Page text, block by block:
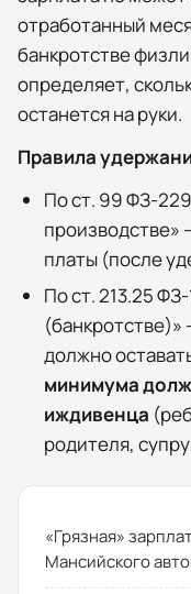
отработанный
банкротстве
определяет,
останется на руки.
Правила
По ст. 99 ФЗ-
производстве»
платы (после
По ст. 213.25
(банкротстве)»
должно
минимума
иждивенца
родителя,
«Грязная»
Мансийского